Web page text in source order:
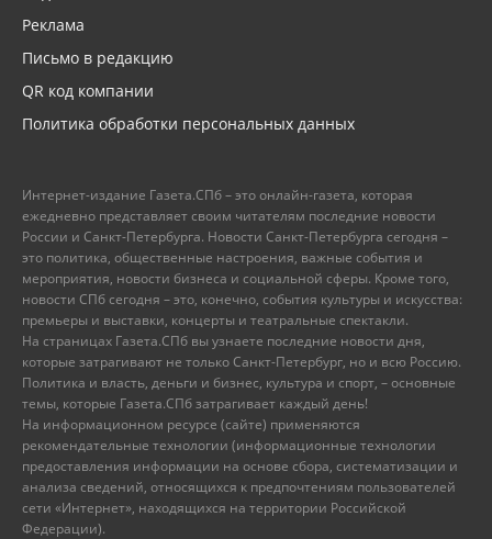
Реклама
Письмо в редакцию
QR код компании
Политика обработки персональных данных
Интернет-издание Газета.СПб – это онлайн-газета, которая
ежедневно представляет своим читателям последние новости
России и Санкт-Петербурга. Новости Санкт-Петербурга сегодня –
это политика, общественные настроения, важные события и
мероприятия, новости бизнеса и социальной сферы. Кроме того,
новости СПб сегодня – это, конечно, события культуры и искусства:
премьеры и выставки, концерты и театральные спектакли.
На страницах Газета.СПб вы узнаете последние новости дня,
которые затрагивают не только Санкт-Петербург, но и всю Россию.
Политика и власть, деньги и бизнес, культура и спорт, – основные
темы, которые Газета.СПб затрагивает каждый день!
На информационном ресурсе (сайте) применяются
рекомендательные технологии (информационные технологии
предоставления информации на основе сбора, систематизации и
анализа сведений, относящихся к предпочтениям пользователей
сети «Интернет», находящихся на территории Российской
Федерации).